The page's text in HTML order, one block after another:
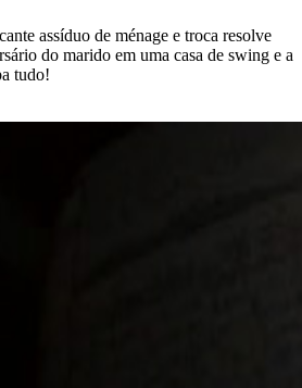
assíduo de ménage e troca resolve
do marido em uma casa de swing e a
tudo!